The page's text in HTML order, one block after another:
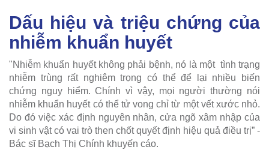
Dấu hiệu và triệu chứng của
nhiễm khuẩn huyết
"Nhiễm khuẩn huyết không phải bệnh, nó là một tình trạng
nhiễm trùng rất nghiêm trọng có thể để lại nhiều biến
chứng nguy hiểm. Chính vì vậy, mọi người thường nói
nhiễm khuẩn huyết có thể tử vong chỉ từ một vết xước nhỏ.
Do đó việc xác định nguyên nhân, cửa ngõ xâm nhập của
vi sinh vật có vai trò then chốt quyết định hiệu quả điều trị” -
Bác sĩ Bạch Thị Chính khuyến cáo.